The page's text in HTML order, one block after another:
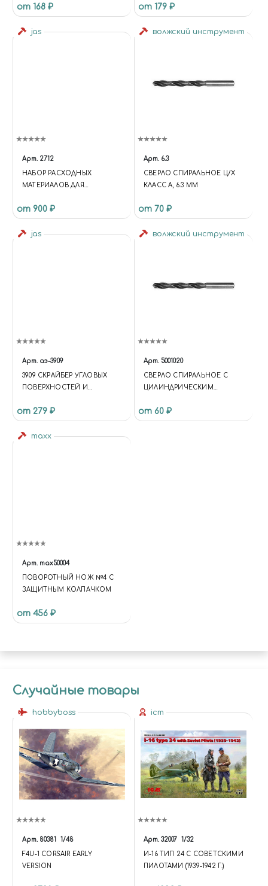
от 168 ₽
РАБОТ.
от 179 ₽
jas
Арт. 2712
НАБОР РАСХОДНЫХ
МАТЕРИАЛОВ ДЛЯ
ПРЕДМЕТОВ, JAS 2712
от 900 ₽
волжский инструмент
Арт. 6.3
СВЕРЛО СПИРАЛЬНОЕ Ц/Х
КЛАСС А, 6.3 ММ
от 70 ₽
jas
Арт. аэ-3909
3909 СКРАЙБЕР УГЛОВЫХ
ПОВЕРХНОСТЕЙ И
от 279 ₽
волжский инструмент
Арт. 5001020
СВЕРЛО СПИРАЛЬНОЕ С
ЦИЛИНДРИЧЕСКИМ
от 60 ₽
maxx
Арт. max50004
ПОВОРОТНЫЙ НОЖ №4 C
ЗАЩИТНЫМ КОЛПАЧКОМ
от 456 ₽
Случайные товары
hobbyboss
Арт. 80381 1/48
F4U-1 CORSAIR EARLY
VERSION
icm
Арт. 32007 1/32
И-16 ТИП 24 С СОВЕТСКИМИ
ПИЛОТАМИ (1939-1942 Г.)